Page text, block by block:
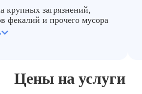
крупных загрязнений,
фекалий и прочего мусора
предварительной
Цены на услуги